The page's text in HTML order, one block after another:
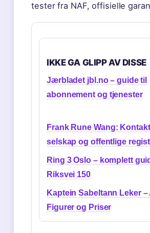
tester fra NAF, offisielle
IKKE GA GLIPP AV DISSE
Jærbladet jbl.no – guide til
abonnement og tjenester
Frank Rune Wang:
selskap og offentlige
Ring 3 Oslo – komplett
Riksvei 150
Kaptein Sabeltann Leker –
Figurer og Priser